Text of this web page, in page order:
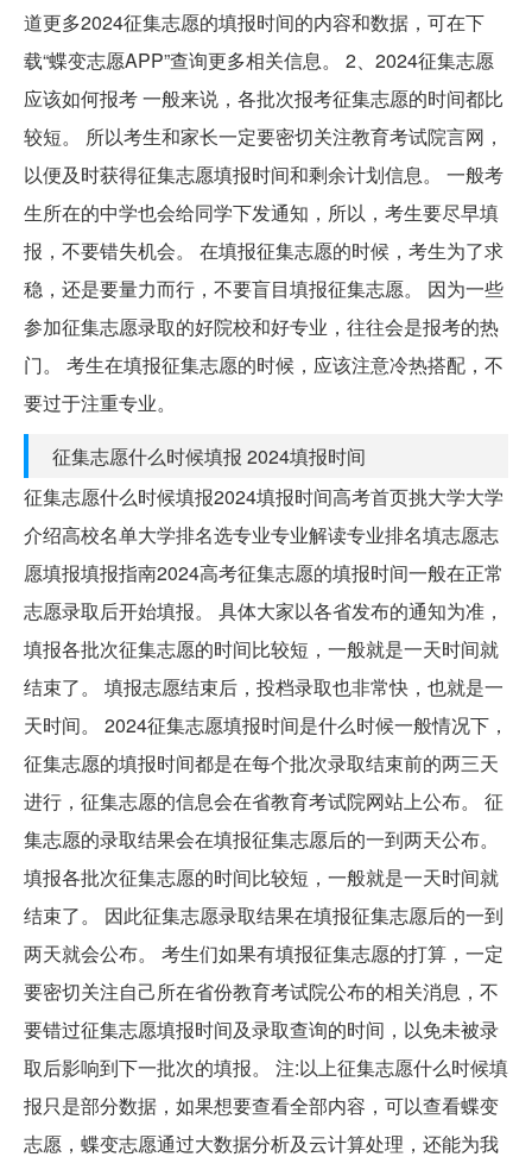
道更多2024征集志愿的填报时间的内容和数据，可在下
载“蝶变志愿APP”查询更多相关信息。 2、2024征集志愿
应该如何报考 一般来说，各批次报考征集志愿的时间都比
较短。 所以考生和家长一定要密切关注教育考试院言网，
以便及时获得征集志愿填报时间和剩余计划信息。 一般考
生所在的中学也会给同学下发通知，所以，考生要尽早填
报，不要错失机会。 在填报征集志愿的时候，考生为了求
稳，还是要量力而行，不要盲目填报征集志愿。 因为一些
参加征集志愿录取的好院校和好专业，往往会是报考的热
门。 考生在填报征集志愿的时候，应该注意冷热搭配，不
要过于注重专业。
征集志愿什么时候填报 2024填报时间
征集志愿什么时候填报2024填报时间高考首页挑大学大学
介绍高校名单大学排名选专业专业解读专业排名填志愿志
愿填报填报指南2024高考征集志愿的填报时间一般在正常
志愿录取后开始填报。 具体大家以各省发布的通知为准，
填报各批次征集志愿的时间比较短，一般就是一天时间就
结束了。 填报志愿结束后，投档录取也非常快，也就是一
天时间。 2024征集志愿填报时间是什么时候一般情况下，
征集志愿的填报时间都是在每个批次录取结束前的两三天
进行，征集志愿的信息会在省教育考试院网站上公布。 征
集志愿的录取结果会在填报征集志愿后的一到两天公布。
填报各批次征集志愿的时间比较短，一般就是一天时间就
结束了。 因此征集志愿录取结果在填报征集志愿后的一到
两天就会公布。 考生们如果有填报征集志愿的打算，一定
要密切关注自己所在省份教育考试院公布的相关消息，不
要错过征集志愿填报时间及录取查询的时间，以免未被录
取后影响到下一批次的填报。 注:以上征集志愿什么时候填
报只是部分数据，如果想要查看全部内容，可以查看蝶变
志愿，蝶变志愿通过大数据分析及云计算处理，还能为我